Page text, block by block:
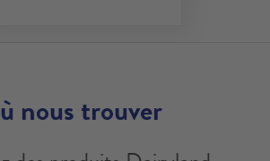
nous trouver